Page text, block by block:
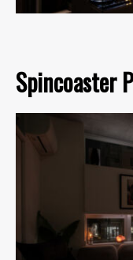
Spincoaster